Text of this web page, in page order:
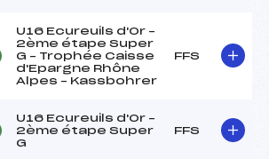
U16 Ecureuils d'Or –
2ème étape Super
G – Trophée Caisse
d'Epargne Rhône
Alpes – Kassbohrer
FFS
U16 Ecureuils d'Or –
2ème étape Super
G
FFS